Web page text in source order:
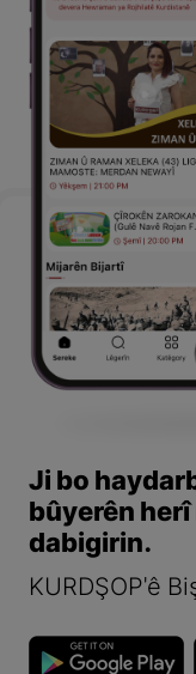
Ji bo
bûyerên herî
dabigirin.
KURDŞOP'ê